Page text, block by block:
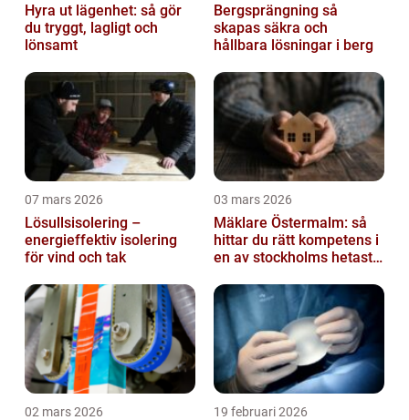
Hyra ut lägenhet: så gör
du tryggt, lagligt och
lönsamt
Bergsprängning så
skapas säkra och
hållbara lösningar i berg
07 mars 2026
Lösullsisolering –
energieffektiv isolering
för vind och tak
03 mars 2026
Mäklare Östermalm: så
hittar du rätt kompetens i
en av stockholms hetaste
02 mars 2026 19 februari 2026